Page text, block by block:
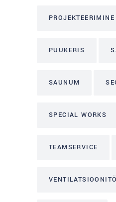
PROJEKTEERIMINE
PUUKERIS
SAUNUM
SPECIAL WORKS
TEAMSERVICE